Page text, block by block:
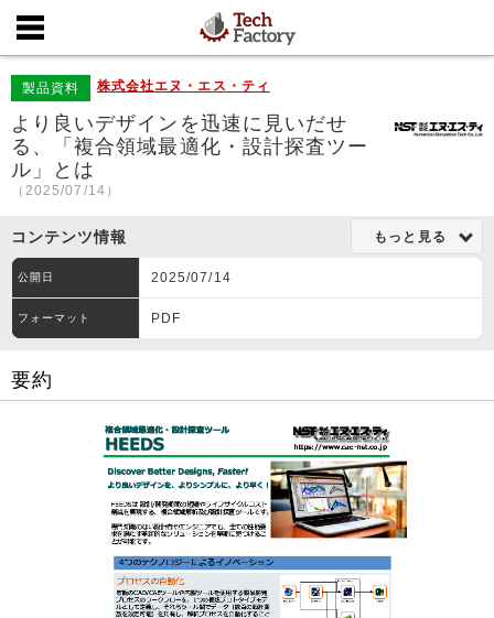
製品資料 株式会社エヌ・エス・ティ
より良いデザインを迅速に見いだせ
る、「複合領域最適化・設計探査ツー
ル」とは
（2025/07/14）
コンテンツ情報 もっと見る
公開日 2025/07/14
フォーマット PDF
要約